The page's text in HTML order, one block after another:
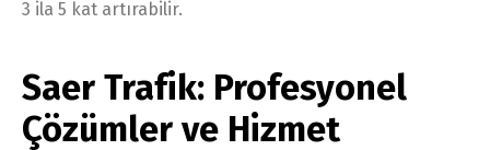
3 ila 5 kat artırabilir.
Saer Trafik: Profesyonel
Çözümler ve Hizmet